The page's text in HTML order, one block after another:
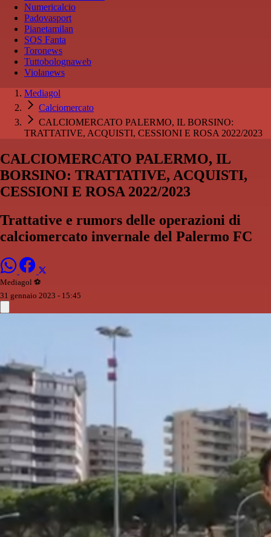
Numericalcio
Padovasport
Pianetamilan
SOS Fanta
Toronews
Tuttobolognaweb
Violanews
Mediagol
Calciomercato
CALCIOMERCATO PALERMO, IL BORSINO:
TRATTATIVE, ACQUISTI, CESSIONI E ROSA 2022/2023
CALCIOMERCATO PALERMO, IL
BORSINO: TRATTATIVE, ACQUISTI,
CESSIONI E ROSA 2022/2023
Trattative e rumors delle operazioni di
calciomercato invernale del Palermo FC
Mediagol ⚽️️
31 gennaio 2023 - 15:45